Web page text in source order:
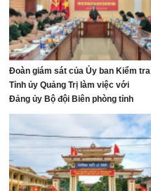
Đoàn giám sát của Ủy ban Kiểm tra
Tỉnh ủy Quảng Trị làm việc với
Đảng ủy Bộ đội Biên phòng tỉnh